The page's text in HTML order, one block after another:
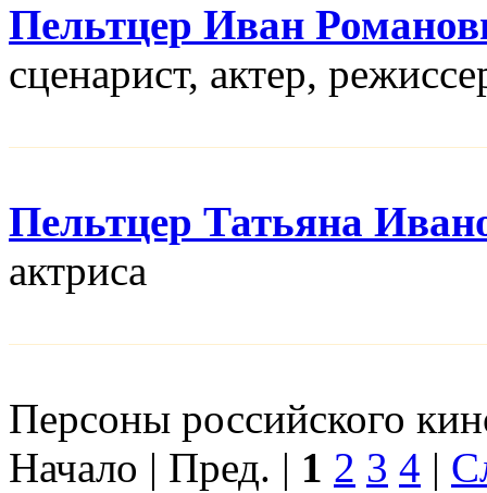
Пельтцер Иван
сценарист, актер,
Пельтцер Татьяна
актриса
Персоны российского
Начало | Пред. | 1 2 3 4 |